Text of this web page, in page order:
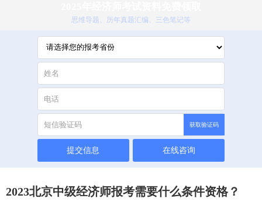
思维导题、历年真题汇编、三色笔记等
获取验证码
提交信息 在线咨询
2023北京中级经济师报考需要什么条件资格？